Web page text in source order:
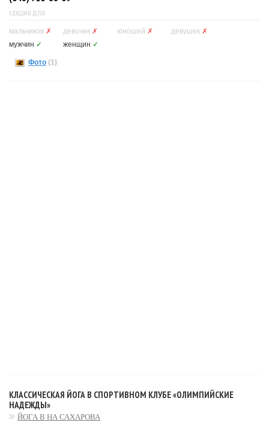
СЕКЦИЯ ДЛЯ
мальчиков ✗ девочек ✗ юношей ✗ девушек ✗
мужчин ✓ женщин ✓
Фото (1)
КЛАССИЧЕСКАЯ ЙОГА В СПОРТИВНОМ КЛУБЕ «ОЛИМПИЙСКИЕ
НАДЕЖДЫ»
ЙОГА В НА САХАРОВА